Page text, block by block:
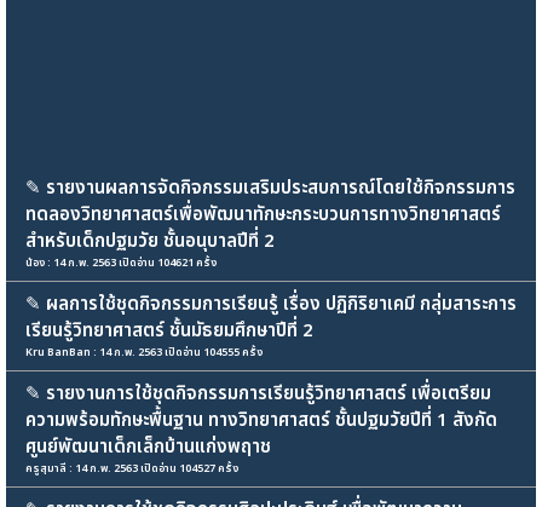
✎ รายงานผลการจัดกิจกรรมเสริมประสบการณ์โดยใช้กิจกรรมการ
ทดลองวิทยาศาสตร์เพื่อพัฒนาทักษะกระบวนการทางวิทยาศาสตร์
สำหรับเด็กปฐมวัย ชั้นอนุบาลปีที่ 2
น้อง : 14 ก.พ. 2563 เปิดอ่าน 104621 ครั้ง
✎ ผลการใช้ชุดกิจกรรมการเรียนรู้ เรื่อง ปฏิกิริยาเคมี กลุ่มสาระการ
เรียนรู้วิทยาศาสตร์ ชั้นมัธยมศึกษาปีที่ 2
Kru BanBan : 14 ก.พ. 2563 เปิดอ่าน 104555 ครั้ง
✎ รายงานการใช้ชุดกิจกรรมการเรียนรู้วิทยาศาสตร์ เพื่อเตรียม
ความพร้อมทักษะพื้นฐาน ทางวิทยาศาสตร์ ชั้นปฐมวัยปีที่ 1 สังกัด
ศูนย์พัฒนาเด็กเล็กบ้านแก่งพฤาช
ครูสุมาลี : 14 ก.พ. 2563 เปิดอ่าน 104527 ครั้ง